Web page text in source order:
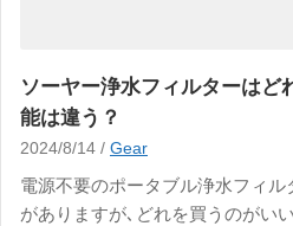
ソーヤー浄水フィルターはど
能は違う？
2024/8/14 / Gear
電源不要のポータブル浄水フィ
がありますが､どれを買うのがい